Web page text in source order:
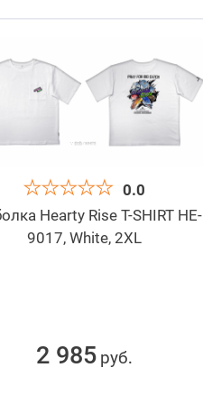
0.0
Hearty Rise T-SHIRT HE-
9017, White, 2XL
2 985 руб.